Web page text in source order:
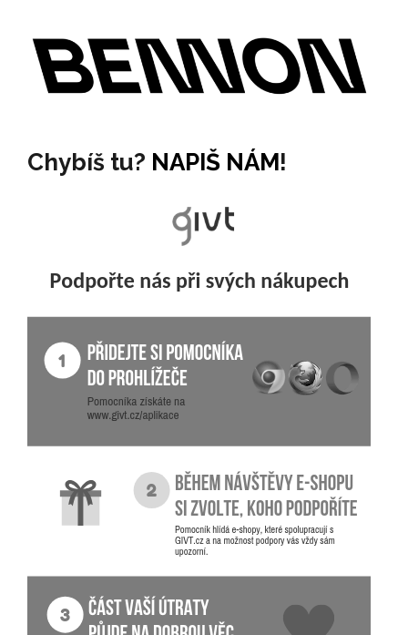
Chybíš tu? NAPIŠ NÁM!